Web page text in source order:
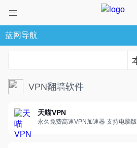
蓝网导航
VPN翻墙软件
天喵VPN
永久免费高速VPN加速器 支持电脑版